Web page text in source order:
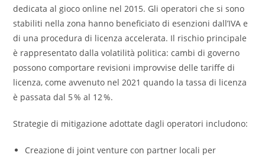
dedicata al gioco online nel 2015. Gli operatori che si sono
stabiliti nella zona hanno beneficiato di esenzioni dall’IVA e
di una procedura di licenza accelerata. Il rischio principale
è rappresentato dalla volatilità politica: cambi di governo
possono comportare revisioni improvvise delle tariffe di
licenza, come avvenuto nel 2021 quando la tassa di licenza
è passata dal 5 % al 12 %.
Strategie di mitigazione adottate dagli operatori includono:
Creazione di joint venture con partner locali per